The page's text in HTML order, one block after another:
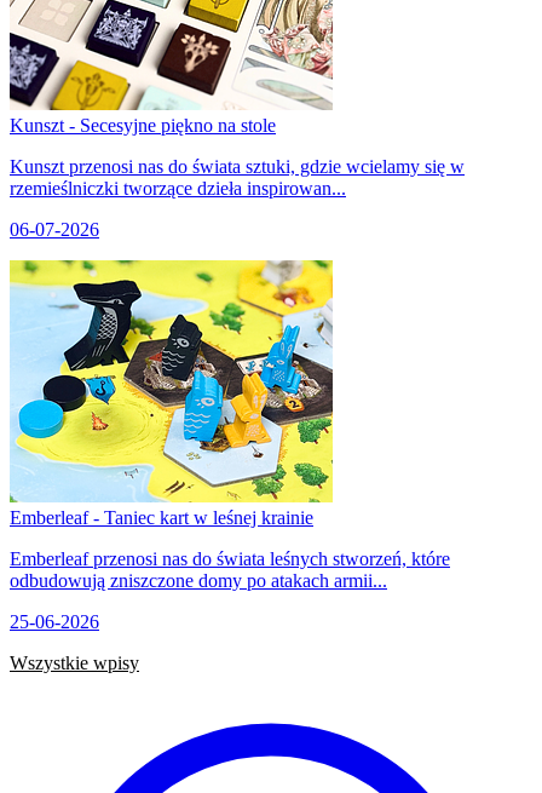
Kunszt - Secesyjne piękno na stole
Kunszt przenosi nas do świata sztuki, gdzie wcielamy się w
rzemieślniczki tworzące dzieła inspirowan...
06-07-2026
Emberleaf - Taniec kart w leśnej krainie
Emberleaf przenosi nas do świata leśnych stworzeń, które
odbudowują zniszczone domy po atakach armii...
25-06-2026
Wszystkie wpisy